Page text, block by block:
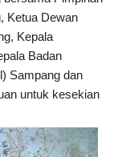
Ketua Dewan
Kepala
Badan
Sampang dan
untuk kesekian